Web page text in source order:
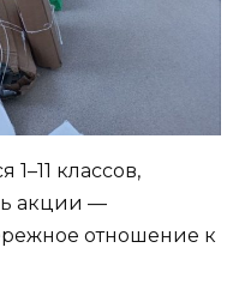
классов,
акции —
отношение к